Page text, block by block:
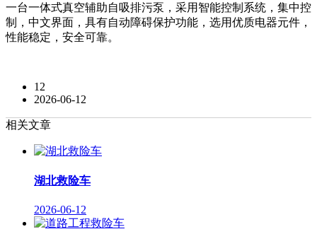
一台一体式真空辅助自吸排污泵，采用智能控制系统，集中控
制，中文界面，具有自动障碍保护功能，选用优质电器元件，
性能稳定，安全可靠。
12
2026-06-12
相关文章
湖北救险车
2026-06-12